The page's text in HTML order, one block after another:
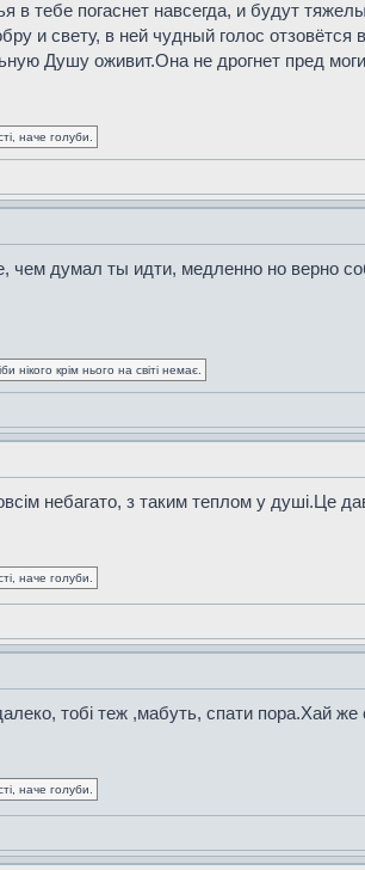
в тебе погаснет навсегда, и будут
и свету, в ней чудный голос
Душу оживит.Она не дрогнет пред
наче голуби.
чем думал ты идти, медленно но верно
нікого крім нього на світі немає.
небагато, з таким теплом у душі.Це
наче голуби.
тобі теж ,мабуть, спати пора.Хай
наче голуби.